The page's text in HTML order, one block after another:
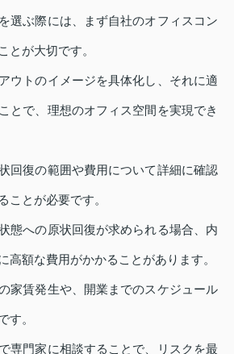
選ぶ際には、まず自社のオフィスコン
とが大切です。
ウトのイメージを具体化し、それに適
とで、理想のオフィス空間を実現でき
回復の範囲や費用について詳細に確認
ことが必要です。
態への原状回復が求められる場合、内
高額な費用がかかることがあります。
家賃発生や、開業までのスケジュール
す。
専門家に相談することで、リスクを最